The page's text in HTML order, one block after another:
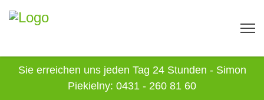
Sie erreichen uns jeden Tag 24 Stunden - Simon
Piekielny: 0431 - 260 81 60